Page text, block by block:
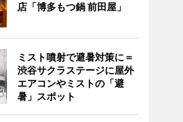
店「博多もつ鍋 前田屋」
ミスト噴射で避暑対策に＝
渋谷サクラステージに屋外
エアコンやミストの「避
暑」スポット